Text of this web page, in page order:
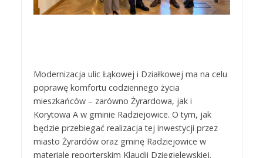
Modernizacja ulic Łąkowej i Działkowej ma na celu
poprawę komfortu codziennego życia
mieszkańców – zarówno Żyrardowa, jak i
Korytowa A w gminie Radziejowice. O tym, jak
będzie przebiegać realizacja tej inwestycji przez
miasto Żyrardów oraz gminę Radziejowice w
materiale reporterskim Klaudii Dzięgielewskiej.